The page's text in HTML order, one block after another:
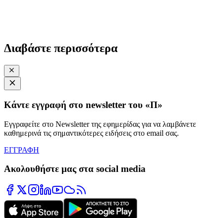
Διαβάστε περισσότερα
Κάντε εγγραφή στο newsletter του «Π»
Εγγραφείτε στο Newsletter της εφημερίδας για να λαμβάνετε
καθημερινά τις σημαντικότερες ειδήσεις στο email σας.
ΕΓΓΡΑΦΗ
Ακολουθήστε μας στα social media